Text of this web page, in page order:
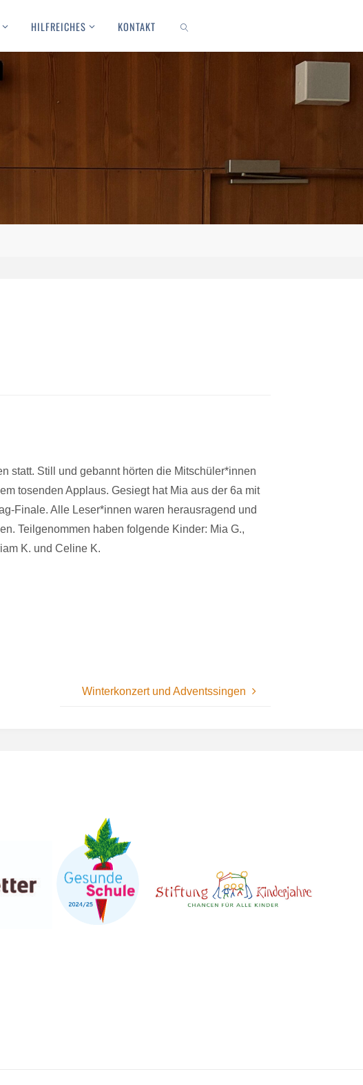
HILFREICHES KONTAKT
statt. Still und gebannt hörten die Mitschüler*innen
tosenden Applaus. Gesiegt hat Mia aus der 6a mit
Finale. Alle Leser*innen waren herausragend und
Teilgenommen haben folgende Kinder: Mia G.,
K. und Celine K.
Winterkonzert und Adventssingen